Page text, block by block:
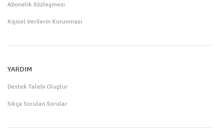
Abonelik Sözleşmesi
Kişisel Verilerin Korunması
YARDIM
Destek Talebi Oluştur
Sıkça Sorulan Sorular